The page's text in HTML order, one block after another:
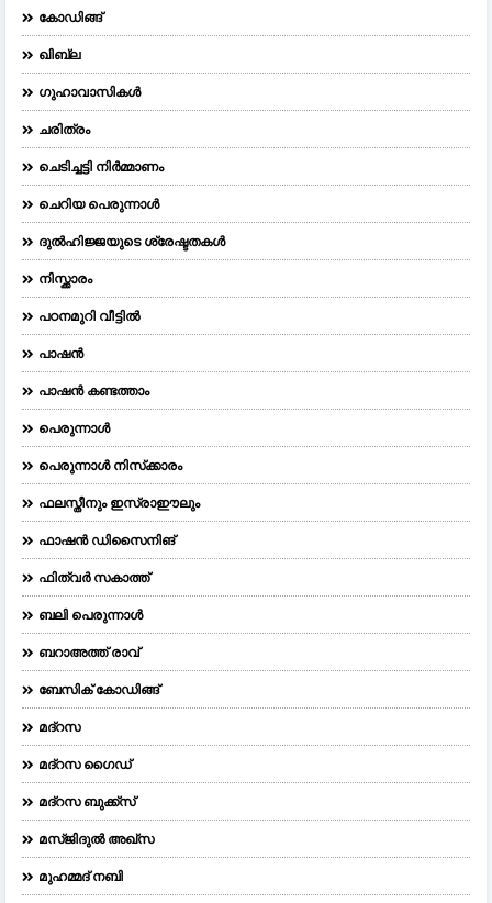
കോഡിങ്ങ്
ഖിബ്‌ല
ഗുഹാവാസികൾ
ചരിത്രം
ചെടിച്ചട്ടി നിർമ്മാണം
ചെറിയ പെരുന്നാള്‍
ദുല്‍ഹിജ്ജയുടെ ശ്രേഷ്ടതകള്‍
നിസ്ക്കാരം
പഠനമുറി വീട്ടിൽ
പാഷൻ
പാഷൻ കണ്ടത്താം
പെരുന്നാള്‍
പെരുന്നാള്‍ നിസ്‌ക്കാരം
ഫലസ്തീനും ഇസ്രാഈലും
ഫാഷന്‍ ഡിസൈനിങ്‌
ഫിത്വർ സകാത്ത്
ബലി പെരുന്നാള്‍
ബറാഅത്ത് രാവ്
ബേസിക് കോഡിങ്ങ്
മദ്റസ
മദ്‌റസ ഗൈഡ്
മദ്റസ ബുക്ക്സ്
മസ്ജിദുല്‍ അഖ്‌സ
മുഹമ്മദ് നബി